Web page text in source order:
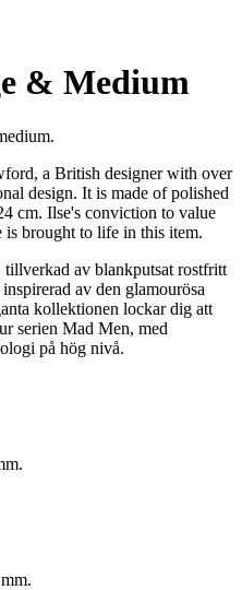
& Medium
a British designer with over
design. It is made of polished
cm. Ilse's conviction to value
is brought to life in this item.
tillverkad av blankputsat rostfritt
av den glamourösa
kollektionen lockar dig att
serien Mad Men, med
på hög nivå.